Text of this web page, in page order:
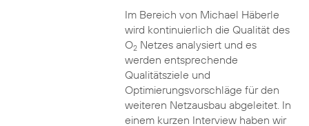
Im Bereich von Michael Häberle
wird kontinuierlich die Qualität des
O2Netzes analysiert und es
werden entsprechende
Qualitätsziele und
Optimierungsvorschläge für den
weiteren Netzausbau abgeleitet. In
einem kurzen Interview haben wir